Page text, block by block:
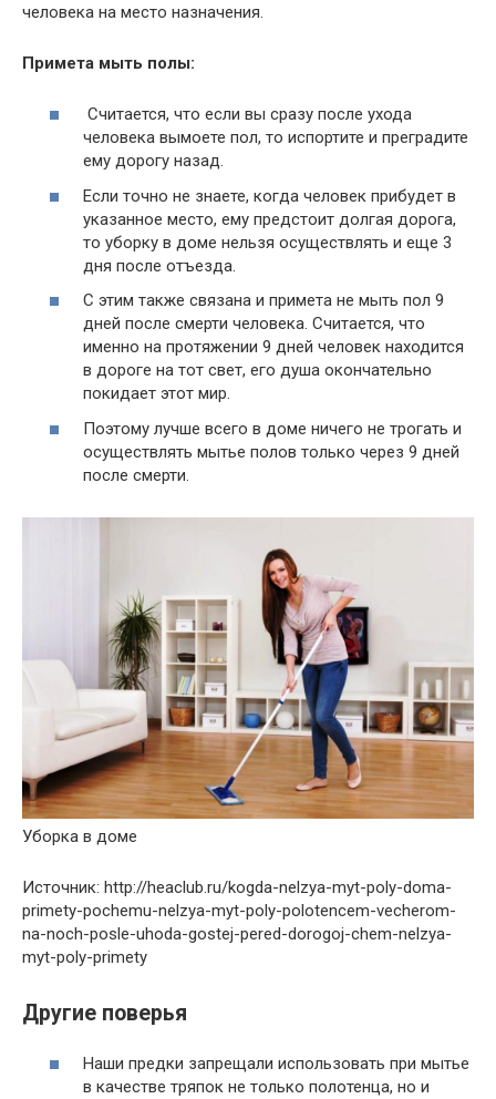
человека на место назначения.
Примета мыть полы:
Считается, что если вы сразу после ухода
человека вымоете пол, то испортите и преградите
ему дорогу назад.
Если точно не знаете, когда человек прибудет в
указанное место, ему предстоит долгая дорога,
то уборку в доме нельзя осуществлять и еще 3
дня после отъезда.
С этим также связана и примета не мыть пол 9
дней после смерти человека. Считается, что
именно на протяжении 9 дней человек находится
в дороге на тот свет, его душа окончательно
покидает этот мир.
Поэтому лучше всего в доме ничего не трогать и
осуществлять мытье полов только через 9 дней
после смерти.
Уборка в доме
Источник: http://heaclub.ru/kogda-nelzya-myt-poly-doma-
primety-pochemu-nelzya-myt-poly-polotencem-vecherom-
na-noch-posle-uhoda-gostej-pered-dorogoj-chem-nelzya-
myt-poly-primety
Другие поверья
Наши предки запрещали использовать при мытье
в качестве тряпок не только полотенца, но и